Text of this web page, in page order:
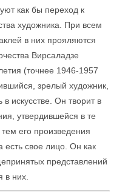
как бы переход к
художника. При всем
в них прояляются
Вирсаладзе
(точнее 1946-1957
зрелый художник,
искусстве. Он творит в
утвердившейся в те
его произведения
есть свое лицо. Он как
представлений
в них.